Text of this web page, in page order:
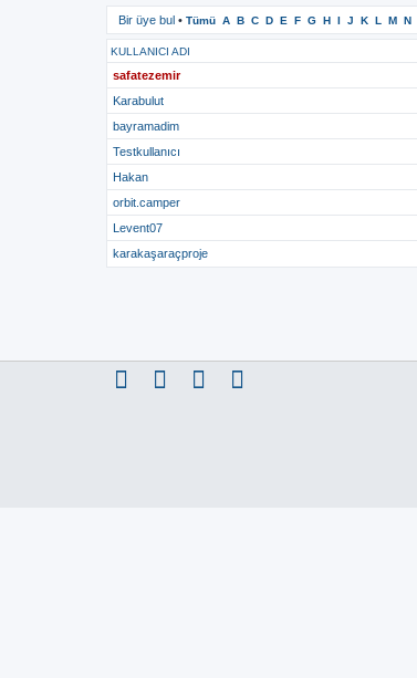
Bir üye bul • Tümü A B C D E F G H I J K L M N
KULLANICI ADI
safatezemir
Karabulut
bayramadim
Testkullanıcı
Hakan
orbit.camper
Levent07
karakaşaraçproje